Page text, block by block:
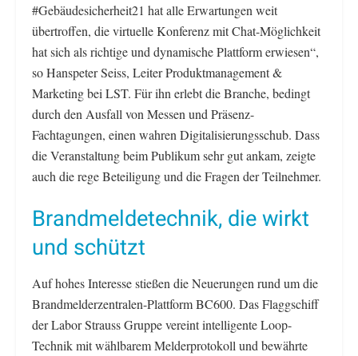
#Gebäudesicherheit21 hat alle Erwartungen weit
übertroffen, die virtuelle Konferenz mit Chat-Möglichkeit
hat sich als richtige und dynamische Plattform erwiesen“,
so Hanspeter Seiss, Leiter Produktmanagement &
Marketing bei LST. Für ihn erlebt die Branche, bedingt
durch den Ausfall von Messen und Präsenz-
Fachtagungen, einen wahren Digitalisierungsschub. Dass
die Veranstaltung beim Publikum sehr gut ankam, zeigte
auch die rege Beteiligung und die Fragen der Teilnehmer.
Brandmeldetechnik, die wirkt
und schützt
Auf hohes Interesse stießen die Neuerungen rund um die
Brandmelderzentralen-Plattform BC600. Das Flaggschiff
der Labor Strauss Gruppe vereint intelligente Loop-
Technik mit wählbarem Melderprotokoll und bewährte